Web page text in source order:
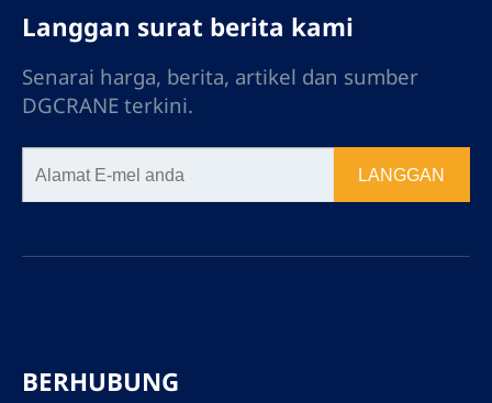
Langgan surat berita kami
Senarai harga, berita, artikel dan sumber
DGCRANE terkini.
LANGGAN
BERHUBUNG